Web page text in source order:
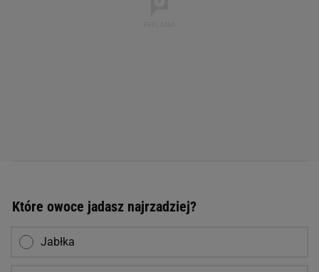
Które owoce jadasz najrzadziej?
Jabłka